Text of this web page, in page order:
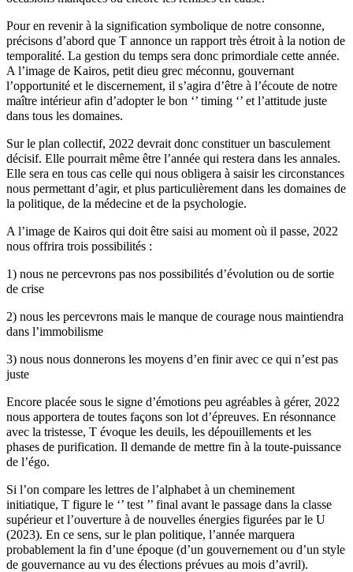
Pour en revenir à la signification symbolique de notre consonne,
précisons d’abord que T annonce un rapport très étroit à la notion de
temporalité. La gestion du temps sera donc primordiale cette année.
A l’image de Kairos, petit dieu grec méconnu, gouvernant
l’opportunité et le discernement, il s’agira d’être à l’écoute de notre
maître intérieur afin d’adopter le bon ‘’ timing ‘’ et l’attitude juste
dans tous les domaines.
Sur le plan collectif, 2022 devrait donc constituer un basculement
décisif. Elle pourrait même être l’année qui restera dans les annales.
Elle sera en tous cas celle qui nous obligera à saisir les circonstances
nous permettant d’agir, et plus particulièrement dans les domaines de
la politique, de la médecine et de la psychologie.
A l’image de Kairos qui doit être saisi au moment où il passe, 2022
nous offrira trois possibilités :
1) nous ne percevrons pas nos possibilités d’évolution ou de sortie
de crise
2) nous les percevrons mais le manque de courage nous maintiendra
dans l’immobilisme
3) nous nous donnerons les moyens d’en finir avec ce qui n’est pas
juste
Encore placée sous le signe d’émotions peu agréables à gérer, 2022
nous apportera de toutes façons son lot d’épreuves. En résonnance
avec la tristesse, T évoque les deuils, les dépouillements et les
phases de purification. Il demande de mettre fin à la toute-puissance
de l’égo.
Si l’on compare les lettres de l’alphabet à un cheminement
initiatique, T figure le ‘’ test ’’ final avant le passage dans la classe
supérieur et l’ouverture à de nouvelles énergies figurées par le U
(2023). En ce sens, sur le plan politique, l’année marquera
probablement la fin d’une époque (d’un gouvernement ou d’un style
de gouvernance au vu des élections prévues au mois d’avril).